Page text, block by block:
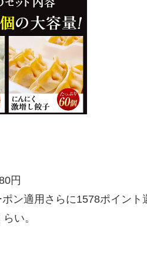
円
ン適用さらに1578ポイント
い。